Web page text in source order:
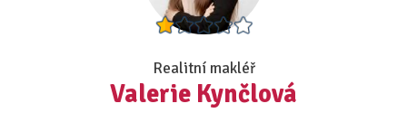
Realitní makléř
Valerie Kynčlová